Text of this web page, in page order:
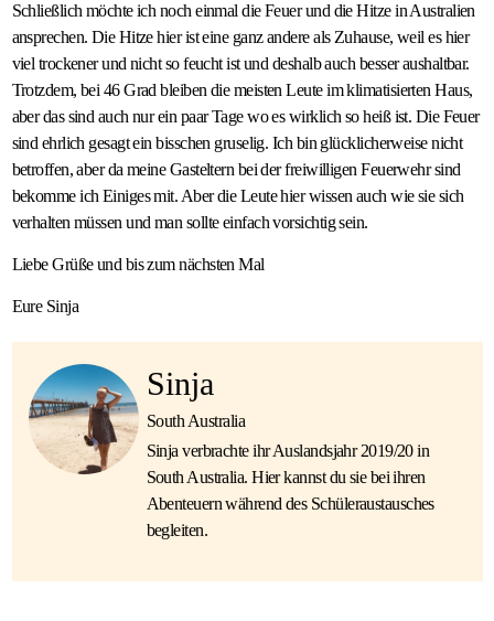
Schließlich möchte ich noch einmal die Feuer und die Hitze in Australien
ansprechen. Die Hitze hier ist eine ganz andere als Zuhause, weil es hier
viel trockener und nicht so feucht ist und deshalb auch besser aushaltbar.
Trotzdem, bei 46 Grad bleiben die meisten Leute im klimatisierten Haus,
aber das sind auch nur ein paar Tage wo es wirklich so heiß ist. Die Feuer
sind ehrlich gesagt ein bisschen gruselig. Ich bin glücklicherweise nicht
betroffen, aber da meine Gasteltern bei der freiwilligen Feuerwehr sind
bekomme ich Einiges mit. Aber die Leute hier wissen auch wie sie sich
verhalten müssen und man sollte einfach vorsichtig sein.
Liebe Grüße und bis zum nächsten Mal
Eure Sinja
Sinja
South Australia
Sinja verbrachte ihr Auslandsjahr 2019/20 in
South Australia. Hier kannst du sie bei ihren
Abenteuern während des Schüleraustausches
begleiten.